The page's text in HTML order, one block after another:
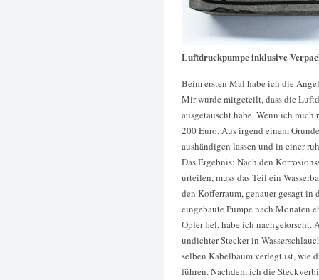
Luftdruckpumpe inklusive
Beim ersten Mal habe ich die
Mir wurde mitgeteilt, dass die
ausgetauscht habe. Wenn ich
200 Euro. Aus irgend einem
aushändigen lassen und in einer
Das Ergebnis: Nach den
urteilen, muss das Teil ein
den Kofferraum, genauer gesagt in
eingebaute Pumpe nach Monaten
Opfer fiel, habe ich
undichter Stecker in
selben Kabelbaum verlegt ist, wie
führen. Nachdem ich die